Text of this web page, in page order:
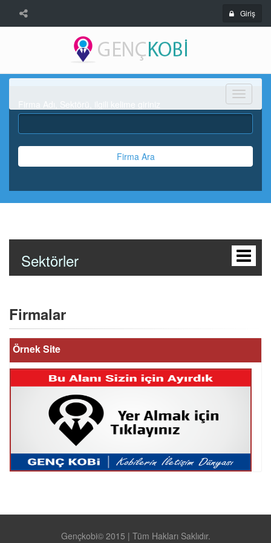
Giriş
Menü
Firma Ara
Sektörler
Firmalar
Örnek Site
Gençkobi© 2015 | Tüm Hakları Saklıdır.